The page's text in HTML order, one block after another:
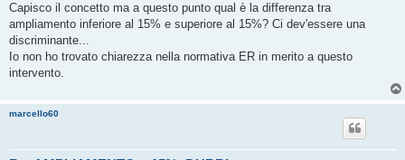
Capisco il concetto ma a questo punto qual è la differenza tra
ampliamento inferiore al 15% e superiore al 15%? Ci dev'essere una
discriminante...
Io non ho trovato chiarezza nella normativa ER in merito a questo
intervento.
marcello60